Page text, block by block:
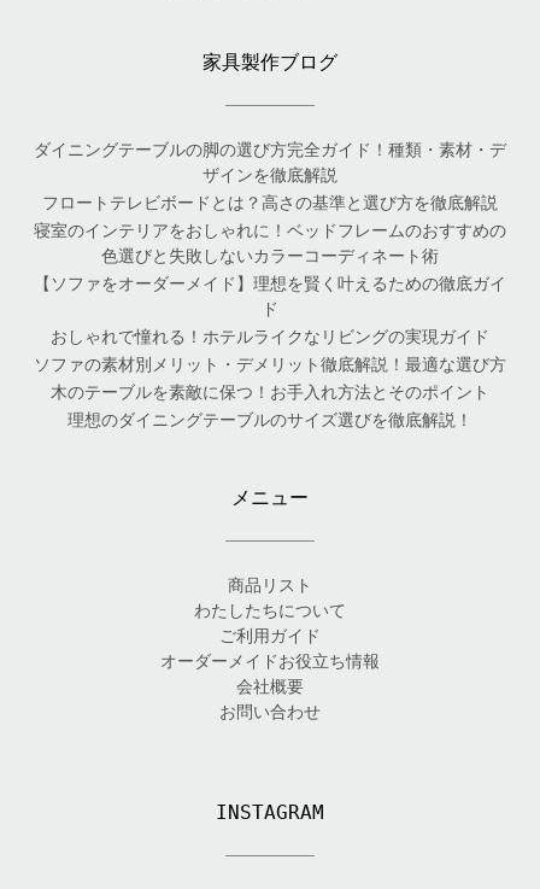
家具製作ブログ
ダイニングテーブルの脚の選び方完全ガイド！種類・素材・デ
ザインを徹底解説
フロートテレビボードとは？高さの基準と選び方を徹底解説
寝室のインテリアをおしゃれに！ベッドフレームのおすすめの
色選びと失敗しないカラーコーディネート術
【ソファをオーダーメイド】理想を賢く叶えるための徹底ガイ
ド
おしゃれで憧れる！ホテルライクなリビングの実現ガイド
ソファの素材別メリット・デメリット徹底解説！最適な選び方
木のテーブルを素敵に保つ！お手入れ方法とそのポイント
理想のダイニングテーブルのサイズ選びを徹底解説！
メニュー
商品リスト
わたしたちについて
ご利用ガイド
オーダーメイドお役立ち情報
会社概要
お問い合わせ
INSTAGRAM